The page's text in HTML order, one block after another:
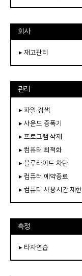
회사
▸ 재고관리
관리
▸ 파일 검색
▸ 사운드 증폭기
▸ 프로그램 삭제
▸ 컴퓨터 최적화
▸ 블루라이트 차단
▸ 컴퓨터 예약종료
▸ 컴퓨터 사용시간 제한
측정
▸ 타자연습